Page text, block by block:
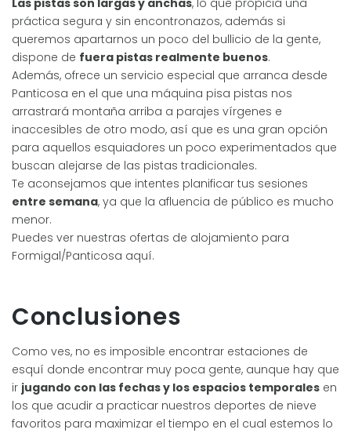
Las pistas son largas y anchas, lo que propicia una
práctica segura y sin encontronazos, además si
queremos apartarnos un poco del bullicio de la gente,
dispone de fuera pistas realmente buenos.
Además, ofrece un servicio especial que arranca desde
Panticosa en el que una máquina pisa pistas nos
arrastrará montaña arriba a parajes vírgenes e
inaccesibles de otro modo, así que es una gran opción
para aquellos esquiadores un poco experimentados que
buscan alejarse de las pistas tradicionales.
Te aconsejamos que intentes planificar tus sesiones
entre semana, ya que la afluencia de público es mucho
menor.
Puedes ver nuestras ofertas de alojamiento para
Formigal/Panticosa aquí.
Conclusiones
Como ves, no es imposible encontrar estaciones de
esquí donde encontrar muy poca gente, aunque hay que
ir jugando con las fechas y los espacios temporales en
los que acudir a practicar nuestros deportes de nieve
favoritos para maximizar el tiempo en el cual estemos lo